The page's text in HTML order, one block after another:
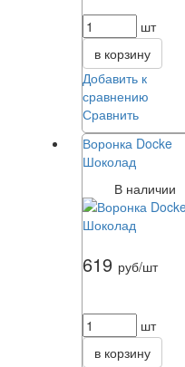
шт
в корзину
Добавить к
сравнению
Сравнить
Воронка Docke
Шоколад
В наличии
619 руб/шт
шт
в корзину